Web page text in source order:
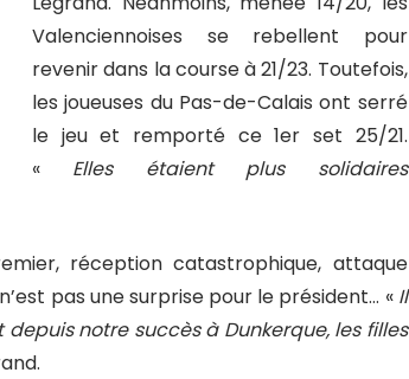
Valenciennoises se rebellent pour
revenir dans la course à 21/23. Toutefois,
les joueuses du Pas-de-Calais ont serré
le jeu et remporté ce 1er set 25/21.
« Elles étaient plus solidaires
réception catastrophique, attaque
pas une surprise pour le président… « Il
notre succès à Dunkerque, les filles